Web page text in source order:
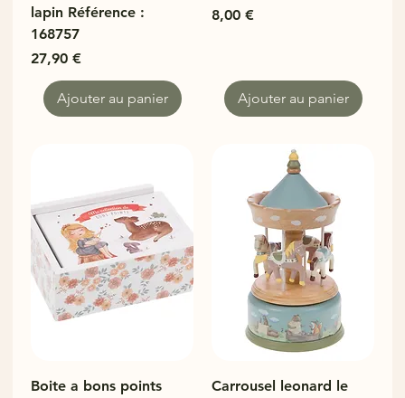
lapin Référence :
168757
Prix
27,90 €
Ajouter au panier
Prix
8,00 €
Ajouter au panier
Boite a bons points
Carrousel leonard le